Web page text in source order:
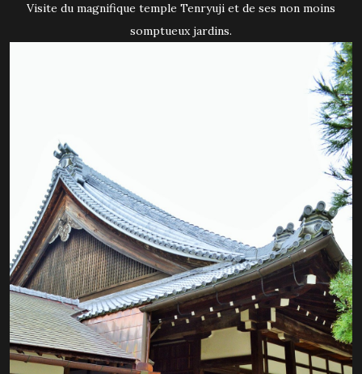
Visite du magnifique temple Tenryuji et de ses non moins
somptueux jardins.